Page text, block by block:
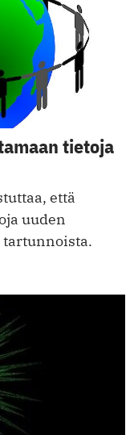
tietoja
että
uuden